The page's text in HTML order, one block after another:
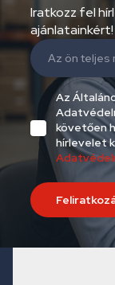
Iratkozz fel
ajánlatainkért!
Az
követően
hírlevelet